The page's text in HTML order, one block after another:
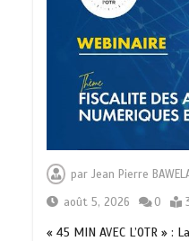
parJean Pierre
août 5, 2026
0
« 45 MIN AVEC L’OTR » :
Feuille